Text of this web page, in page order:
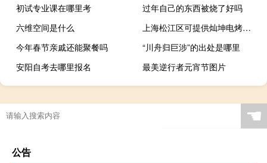
初试专业课在哪里考
过年自己的东西被烧了好吗
六维空间是什么
上海松江区可提供灿坤电烤箱维修服务地址在哪
今年春节亲戚还能聚餐吗
“川舟归巨涉”的出处是哪里
安阳自考去哪里报名
最美逆行者元宵节图片
☚
公告